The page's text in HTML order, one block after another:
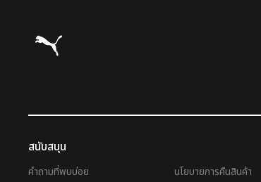
Puma โฮม
สนับสนุน
คำถามที่พบบ่อย นโยบายการคืนสินค้า